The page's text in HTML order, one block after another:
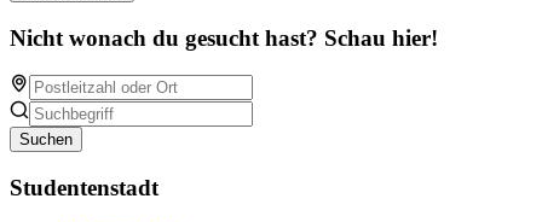
Nicht wonach du gesucht hast? Schau hier!
Suchen
Studentenstadt